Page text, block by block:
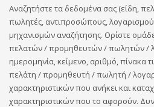
Αναζητήστε τα δεδομένα σας (είδη,
πωλητές, αντιπροσώπους,
μηχανισμών αναζήτησης. Ορίστε
πελατών / προμηθευτών / πωλητών /
ημερομηνία, κείμενο, αριθμό, πίνακα
πελάτη / προμηθευτή / πωλητή /
χαρακτηριστικών που ανήκει και
χαρακτηριστικών που το αφορούν.